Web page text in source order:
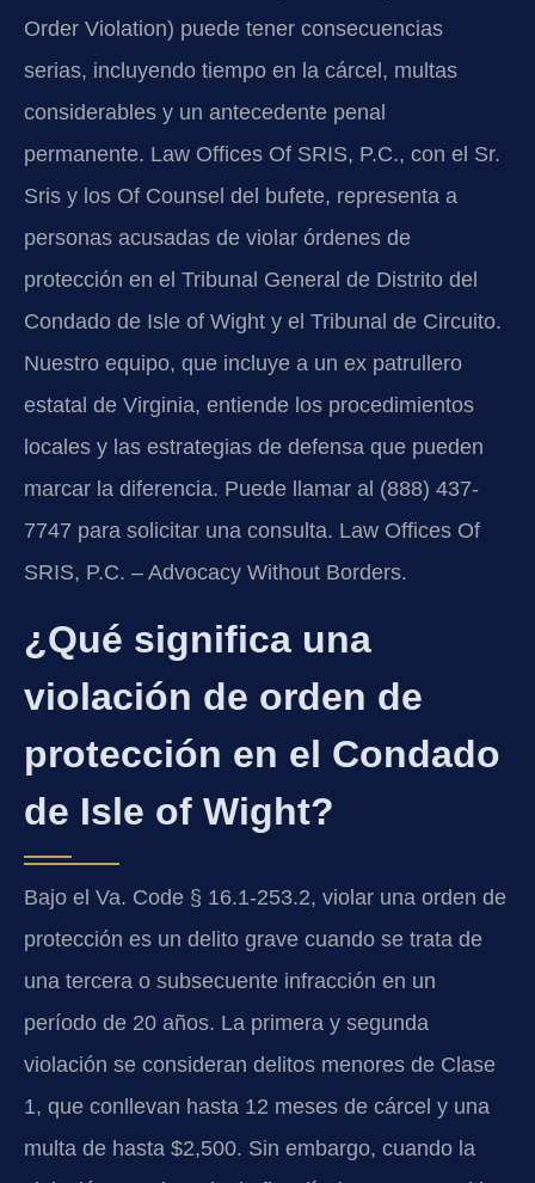
Order Violation) puede tener consecuencias
serias, incluyendo tiempo en la cárcel, multas
considerables y un antecedente penal
permanente. Law Offices Of SRIS, P.C., con el Sr.
Sris y los Of Counsel del bufete, representa a
personas acusadas de violar órdenes de
protección en el Tribunal General de Distrito del
Condado de Isle of Wight y el Tribunal de Circuito.
Nuestro equipo, que incluye a un ex patrullero
estatal de Virginia, entiende los procedimientos
locales y las estrategias de defensa que pueden
marcar la diferencia. Puede llamar al (888) 437-
7747 para solicitar una consulta. Law Offices Of
SRIS, P.C. – Advocacy Without Borders.
¿Qué significa una
violación de orden de
protección en el Condado
de Isle of Wight?
Bajo el Va. Code § 16.1-253.2, violar una orden de
protección es un delito grave cuando se trata de
una tercera o subsecuente infracción en un
período de 20 años. La primera y segunda
violación se consideran delitos menores de Clase
1, que conllevan hasta 12 meses de cárcel y una
multa de hasta $2,500. Sin embargo, cuando la